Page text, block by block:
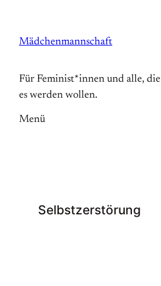
springen
Mädchenmannschaft
Für Feminist*innen und alle, die
es werden wollen.
Menü
Selbstzerstörung